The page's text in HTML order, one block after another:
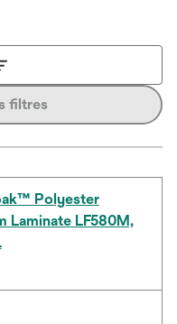
filtres
Polyester
Laminate LF580M,